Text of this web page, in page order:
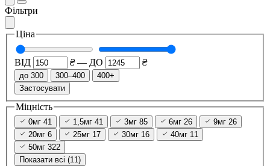
Фільтри
Ціна
ВІД ₴ — ДО ₴
до 300 300–400
400+
Застосувати
Міцність
0мг 41 1,5мг 41 3мг 85 6мг 26 9мг 26
20мг 6 25мг 17 30мг 16 40мг 11
50мг 322
Показати всі (11)